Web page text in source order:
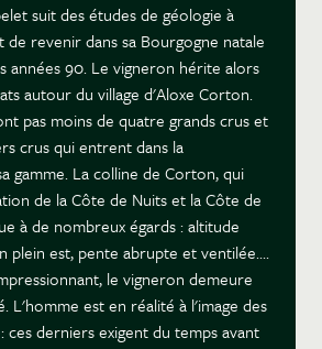
suit des études de géologie à
de revenir dans sa Bourgogne natale
années 90. Le vigneron hérite alors
autour du village d'Aloxe Corton.
pas moins de quatre grands crus et
crus qui entrent dans la
gamme. La colline de Corton, qui
de la Côte de Nuits et la Côte de
à de nombreux égards : altitude
plein est, pente abrupte et ventilée....
le vigneron demeure
L'homme est en réalité à l'image des
ces derniers exigent du temps avant